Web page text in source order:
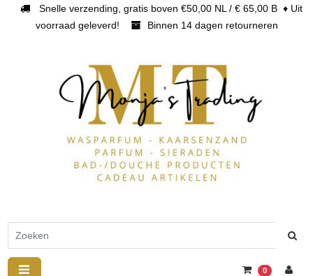
Snelle verzending, gratis boven €50,00 NL / € 65,00 B ♦ Uit
voorraad geleverd!
Binnen 14 dagen retourneren
0